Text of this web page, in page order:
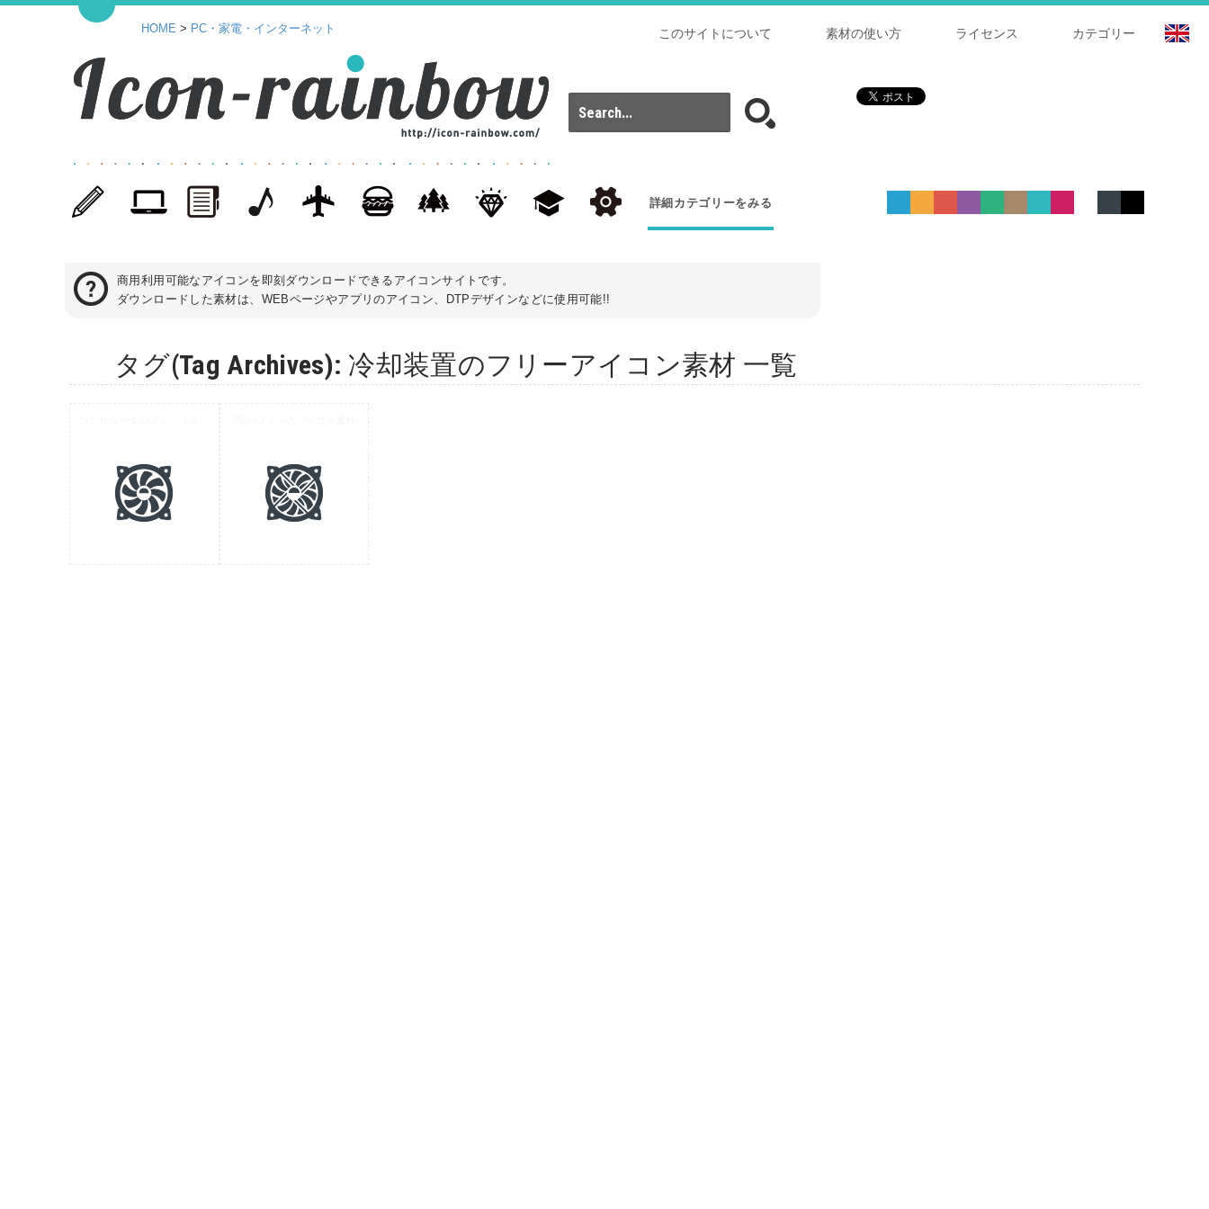
カテゴリー
ライセンス
素材の使い方
このサイトについて
HOME > PC・家電・インターネット
詳細カテゴリーをみる
商用利用可能なアイコンを即刻ダウンロードできるアイコンサイトです。
ダウンロードした素材は、WEBページやアプリのアイコン、DTPデザインなどに使用可能!!
タグ(Tag Archives): 冷却装置のフリーアイコン素材 一覧